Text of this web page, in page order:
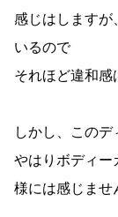
感じはしますが
いるので
それほど違和感
しかし、このデ
やはりボディー
様には感じませ